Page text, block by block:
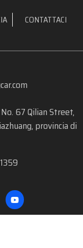
CONTATTACI
67 Qilian Street,
provincia di